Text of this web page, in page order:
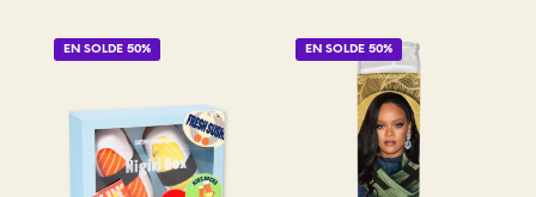
EN SOLDE 50% EN SOLDE 50%